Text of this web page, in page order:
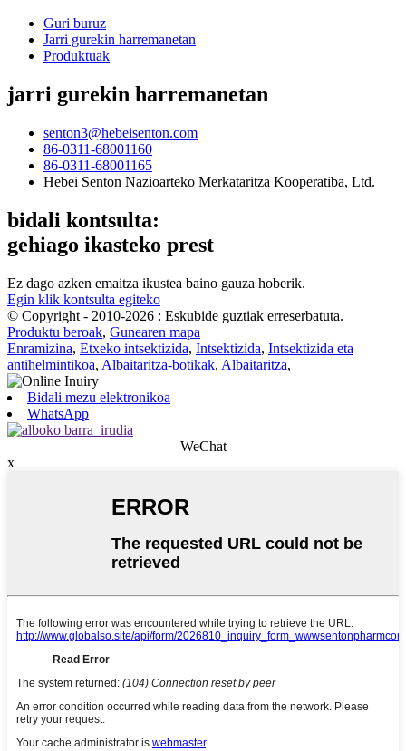
Guri buruz
Jarri gurekin harremanetan
Produktuak
jarri gurekin harremanetan
senton3@hebeisenton.com
86-0311-68001160
86-0311-68001165
Hebei Senton Nazioarteko Merkataritza Kooperatiba, Ltd.
bidali kontsulta:
gehiago ikasteko prest
Ez dago azken emaitza ikustea baino gauza hoberik.
Egin klik kontsulta egiteko
© Copyright - 2010-2026 : Eskubide guztiak erreserbatuta.
Produktu beroak, Gunearen mapa
Enramizina, Etxeko intsektizida, Intsektizida, Intsektizida eta
antihelmintikoa, Albaitaritza-botikak, Albaitaritza,
Bidali mezu elektronikoa
WhatsApp
WeChat
x